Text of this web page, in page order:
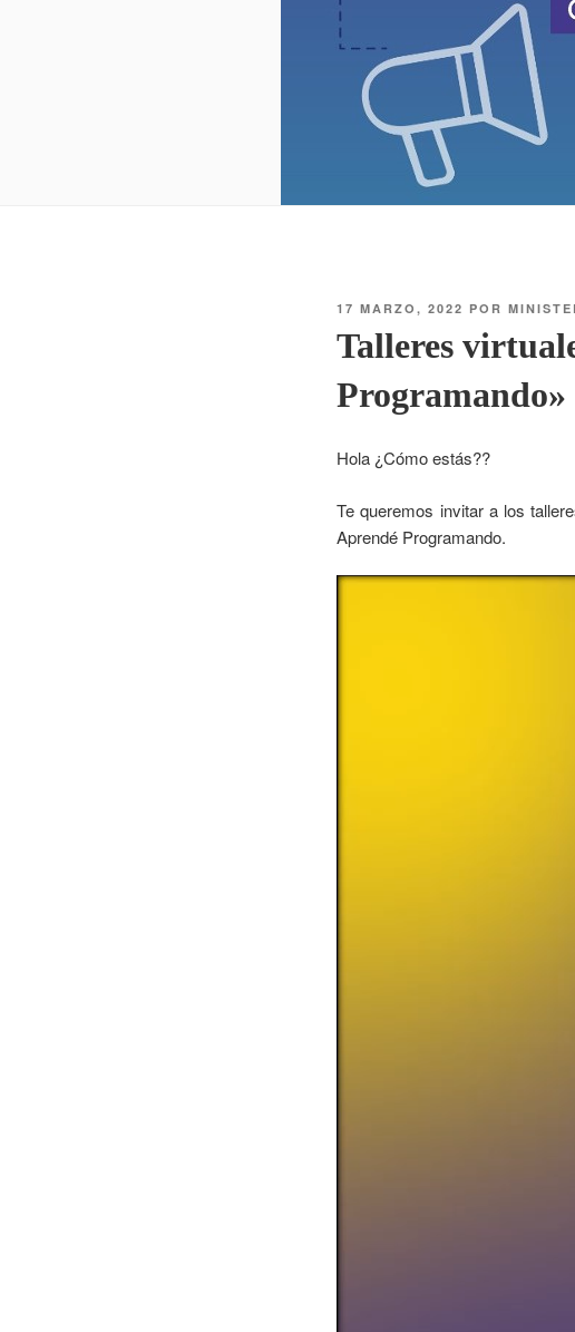
17 MARZO, 2022 POR
Talleres
Programando»
Hola ¿Cómo estás??
Te queremos invitar a los
Aprendé Programando.